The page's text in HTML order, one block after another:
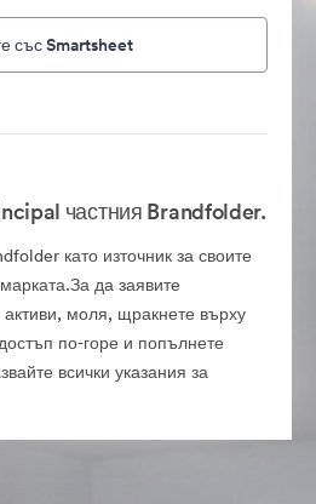
със Smartsheet
частния Brandfolder.
като източник за своите
да заявите
моля, щракнете върху
по-горе и попълнете
всички указания за